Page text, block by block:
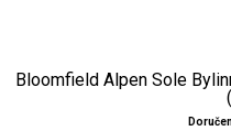
Bloomfield Alpen Sole